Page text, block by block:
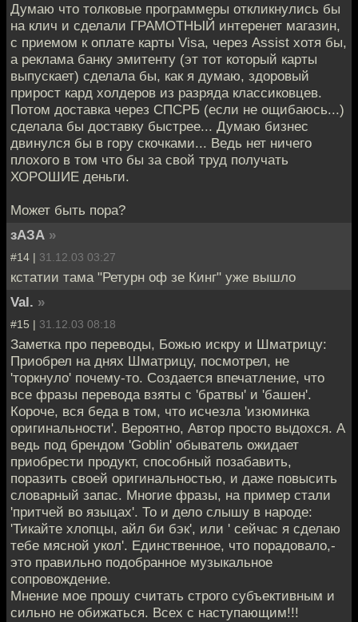
Думаю что толковые программеры откликнулись бы
на клич и сделали ГРАМОТНЫЙ интеренет магазин,
с приемом к оплате карты Visa, через Assist хотя бы,
а реклама банку эмитенту (эт тот который карты
выпускает) сделала бы, как я думаю, здоровый
прирост кард холдеров из разряда классиковцев.
Потом доставка через СПСРБ (если не ощибаюсь...)
сделала бы доставку быстрее... Думаю бизнес
двинулся бы в гору скочками... Ведь нет ничего
плохого в том что бы за свой труд получать
ХОРОШИЕ деньги.
Может быть пора?
зАЗА »
#14 | 31.12.03 03:27
кстатии тама "Ретурн оф зе Кинг" уже вышло
Val. »
#15 | 31.12.03 08:18
Заметка про переводы, Божью искру и Шматрицу:
Приобрел на днях Шматрицу, посмотрел, не
'торкнуло' почему-то. Создается впечатление, что
все фразы перевода взяты с 'братвы' и 'башен'.
Короче, вся беда в том, что исчезла 'изюминка
оригинальности'. Вероятно, Автор просто выдохся. А
ведь под брендом 'Goblin' обыватель ожидает
приобрести продукт, способный позабавить,
поразить своей оригинальностью, и даже повысить
словарный запас. Многие фразы, на пример стали
'притчей во языцах'. То и дело слышу в народе:
'Тикайте хлопцы, айл би бэк', или ' сейчас я сделаю
тебе мясной укол'. Единственное, что порадовало,-
это правильно подобранное музыкальное
сопровождение.
Мнение мое прошу считать строго субъективным и
сильно не обижаться. Всех с наступающим!!!